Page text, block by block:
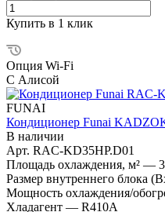
Купить в 1 клик
Опция Wi-Fi
С Алисой
FUNAI
Кондиционер Funai
В наличии
Арт. RAC-KD35HP.D01
Площадь охлаждения, м² —
Размер внутреннего блока
Мощность охлаждения/
Хладагент — R410A